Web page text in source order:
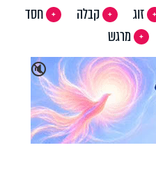
זוג קבלה
חסד
מרגש
🔇